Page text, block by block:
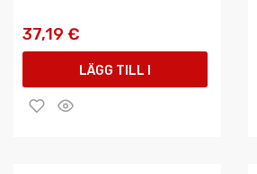
37,19 €
LÄGG TILL I
VARUKORGEN